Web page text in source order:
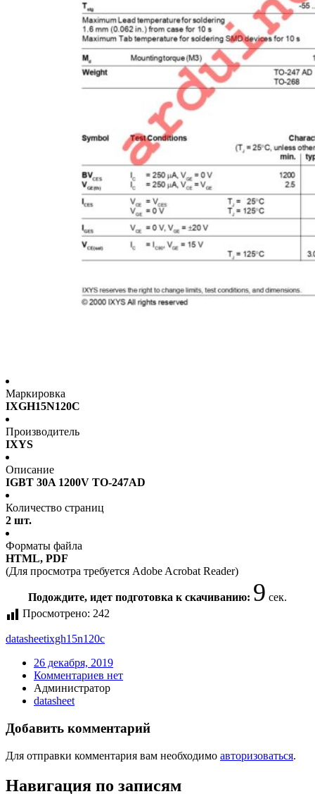
Маркировка
IXGH15N120C
Производитель
IXYS
Описание
IGBT 30A 1200V TO-247AD
Количество страниц
2 шт.
Форматы файла
HTML, PDF
(Для просмотра требуется Adobe Acrobat Reader)
Подождите, идет подготовка к скачиванию: 9 сек.
Просмотрено: 242
datasheetixgh15n120c
26 декабря, 2019
Комментариев нет
Администратор
datasheet
Добавить комментарий
Для отправки комментария вам необходимо авторизоваться.
Навигация по записям